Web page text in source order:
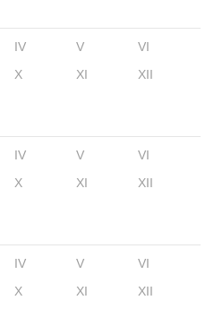
IV V
VI
X XI XII
IV V
VI
X XI XII
IV V
VI
X XI XII